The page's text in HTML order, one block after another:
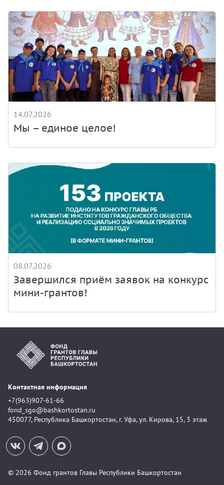
14.07.2026
Мы – единое целое!
08.07.2026
Завершился приём заявок на конкурс
мини-грантов!
Контактная информация
+7(963)907-61-66
fond_sgo@bashkortostan.ru
450077, Республика Башкортостан, г. Уфа, ул. Кирова, 15, 3 этаж
© 2026 Фонд грантов Главы Республики Башкортостан